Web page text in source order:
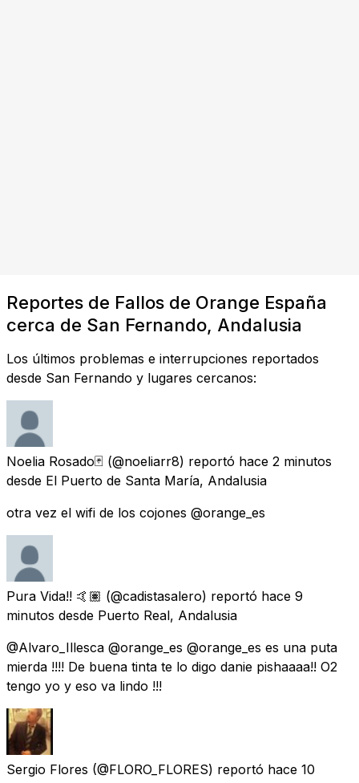
Reportes de Fallos de Orange España
cerca de San Fernando, Andalusia
Los últimos problemas e interrupciones reportados
desde San Fernando y lugares cercanos:
Noelia Rosado🃏 (@noeliarr8) reportó hace 2 minutos
desde El Puerto de Santa María, Andalusia
otra vez el wifi de los cojones @orange_es
Pura Vida!! 🤙🏽 (@cadistasalero) reportó hace 9
minutos desde Puerto Real, Andalusia
@Alvaro_Illesca @orange_es @orange_es es una puta
mierda !!!! De buena tinta te lo digo danie pishaaaa!! O2
tengo yo y eso va lindo !!!
Sergio Flores (@FLORO_FLORES) reportó hace 10